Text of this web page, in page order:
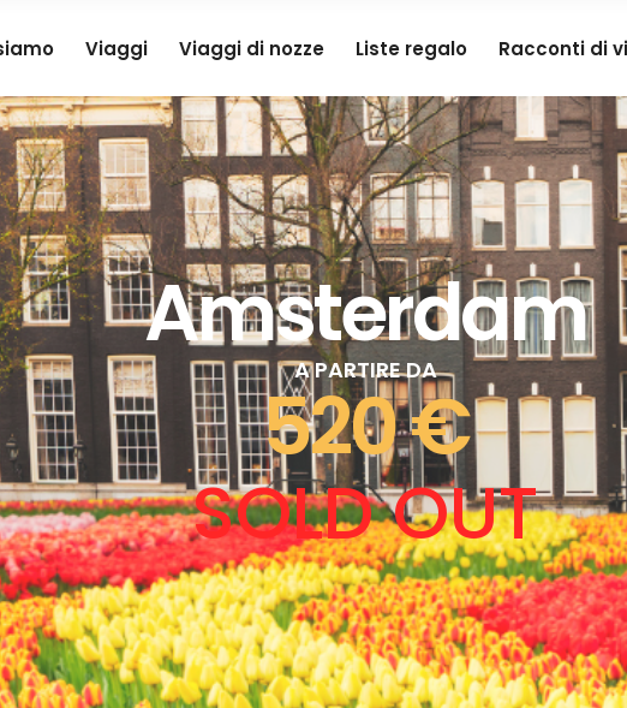
Viaggi Viaggi di nozze Liste regalo Racconti di
Amsterdam
A PARTIRE DA
520 €
SOLD OUT